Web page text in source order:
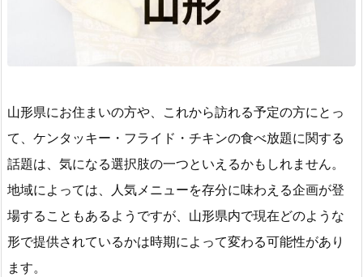
山形県にお住まいの方や、これから訪れる予定の方にとっ
て、ケンタッキー・フライド・チキンの食べ放題に関する
話題は、気になる選択肢の一つといえるかもしれません。
地域によっては、人気メニューを存分に味わえる企画が登
場することもあるようですが、山形県内で現在どのような
形で提供されているかは時期によって変わる可能性があり
ます。